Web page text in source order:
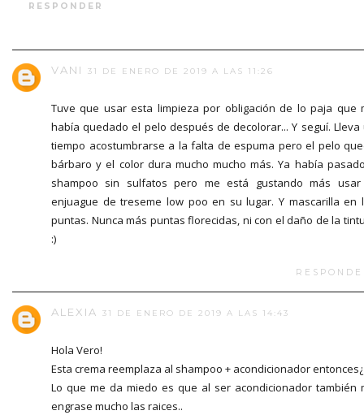
RESPONDER
VANI 31 DE ENERO DE 2019 A LAS 11:26
Tuve que usar esta limpieza por obligación de lo paja que
había quedado el pelo después de decolorar... Y seguí. Lleva
tiempo acostumbrarse a la falta de espuma pero el pelo
bárbaro y el color dura mucho mucho más. Ya había
shampoo sin sulfatos pero me está gustando más
enjuague de treseme low poo en su lugar. Y mascarilla en
puntas. Nunca más puntas florecidas, ni con el daño de la
:)
ALEXIA 31 DE ENERO DE 2019 A LAS 14:43
Hola Vero!
Esta crema reemplaza al shampoo + acondicionador
Lo que me da miedo es que al ser acondicionador también
engrase mucho las raices..